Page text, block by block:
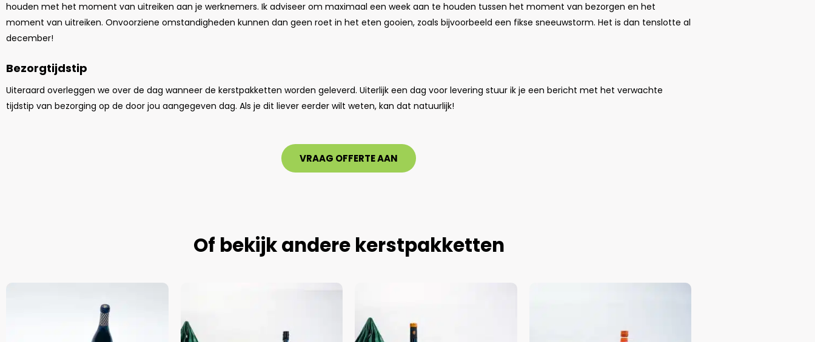
houden met het moment van uitreiken aan je werknemers. Ik adviseer om maximaal een week aan te houden tussen het moment van bezorgen en het
moment van uitreiken. Onvoorziene omstandigheden kunnen dan geen roet in het eten gooien, zoals bijvoorbeeld een fikse sneeuwstorm. Het is dan tenslotte al
december!
Bezorgtijdstip
Uiteraard overleggen we over de dag wanneer de kerstpakketten worden geleverd. Uiterlijk een dag voor levering stuur ik je een bericht met het verwachte
tijdstip van bezorging op de door jou aangegeven dag. Als je dit liever eerder wilt weten, kan dat natuurlijk!
VRAAG OFFERTE AAN
Of bekijk andere kerstpakketten